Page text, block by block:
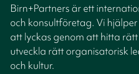
Birn+Partners är ett
och konsultföretag. Vi
att lyckas genom att hitta
utveckla rätt organisatorisk
och kultur.